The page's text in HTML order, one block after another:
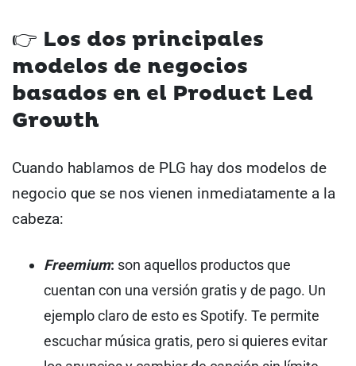
👉 Los dos principales
modelos de negocios
basados en el Product Led
Growth
Cuando hablamos de PLG hay dos modelos de
negocio que se nos vienen inmediatamente a la
cabeza:
Freemium: son aquellos productos que
cuentan con una versión gratis y de pago. Un
ejemplo claro de esto es Spotify. Te permite
escuchar música gratis, pero si quieres evitar